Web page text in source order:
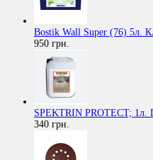
Bostik Wall Super (76) 5л.
950 грн.
SPEKTRIN PROTECT; 1л.
340 грн.